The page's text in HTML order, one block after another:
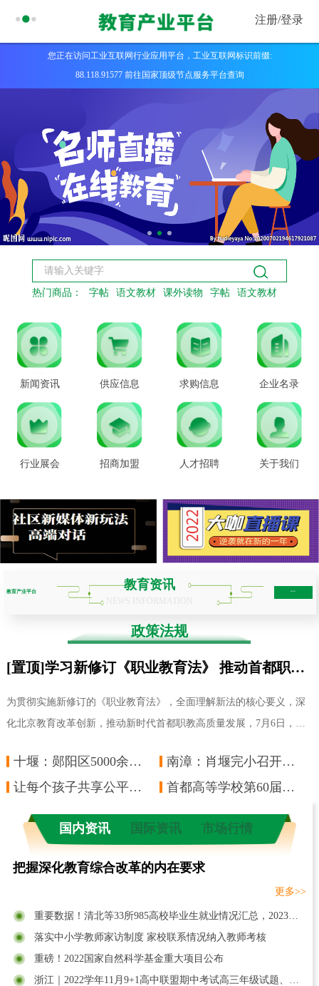
注册/登录
您正在访问工业互联网行业应用平台，工业互联网标识前缀:
88.118.91577 前往国家顶级节点服务平台查询
热门商品： 字帖 语文教材 课外读物 字帖
语文教材
新闻资讯 供应信息 求购信息 企业名录
行业展会 招商加盟 人才招聘 关于我们
教育产业平台 教育资讯 more+
政策法规
[置顶]学习新修订《职业教育法》 推动首都职教高质量发展——市教委组织新修订《职业教育法》会前学习
为贯彻实施新修订的《职业教育法》，全面理解新法的核心要义，深
化北京教育改革创新，推动新时代首都职教高质量发展，7月6日，市
十堰：郧阳区5000余名教职工承诺拒绝酒驾醉驾
南漳：肖堰完小召开线上教学工作安排部署会
让每个孩子共享公平而有质量的教育
首都高等学校第60届学生田径运动会圆满落幕
国内资讯 国际资讯 市场行情
把握深化教育综合改革的内在要求
更多>>
重要数据！清北等33所985高校毕业生就业情况汇总，2023报考必看
落实中小学教师家访制度 家校联系情况纳入教师考核
重磅！2022国家自然科学基金重大项目公布
浙江｜2022学年11月9+1高中联盟期中考试高三年级试题、含赋分表